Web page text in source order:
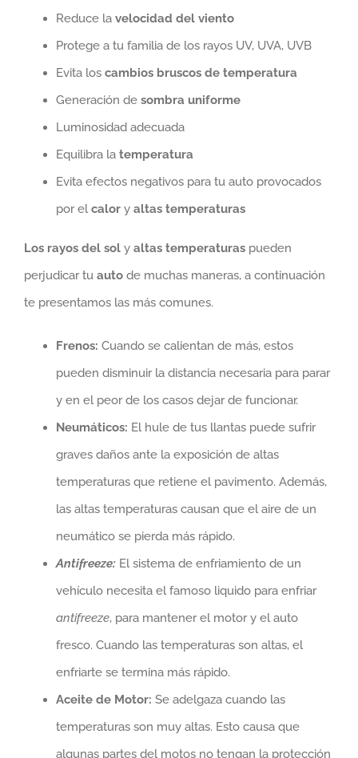
Reduce la velocidad del viento
Protege a tu familia de los rayos UV, UVA, UVB
Evita los cambios bruscos de temperatura
Generación de sombra uniforme
Luminosidad adecuada
Equilibra la temperatura
Evita efectos negativos para tu auto provocados
por elcalor y altas temperaturas
Los rayos del sol y altas temperaturas pueden
perjudicar tu auto de muchas maneras, a continuación
te presentamos las más comunes.
Frenos: Cuando se calientan de más, estos
pueden disminuir la distancia necesaria para parar
y en el peor de los casos dejar de funcionar.
Neumáticos: El hule de tus llantas puede sufrir
graves daños ante la exposición de altas
temperaturas que retiene el pavimento. Además,
las altas temperaturas causan que el aire de un
neumático se pierda más rápido.
Antifreeze: El sistema de enfriamiento de un
vehículo necesita el famoso liquido para enfriar
antifreeze, para mantener el motor y el auto
fresco. Cuando las temperaturas son altas, el
enfriarte se termina más rápido.
Aceite de Motor: Se adelgaza cuando las
temperaturas son muy altas. Esto causa que
algunas partes del motos no tengan la protección